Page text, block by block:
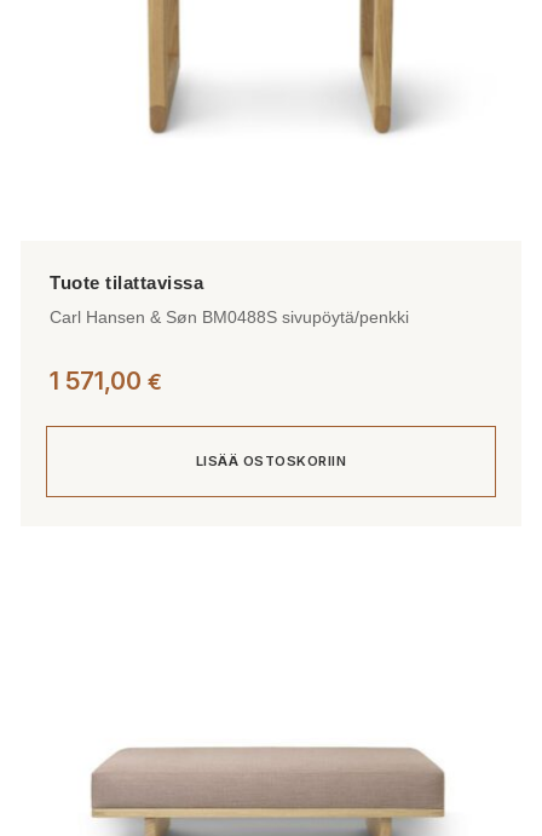
Carl Hansen & Søn BM0488S sivupöytä/penkki
1 571,00 €
LISÄÄ OSTOSKORIIN